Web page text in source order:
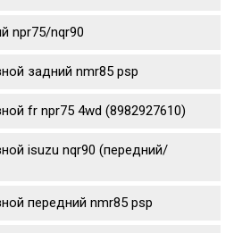
npr75/nqr90
задний nmr85 psp
fr npr75 4wd (8982927610)
isuzu nqr90 (передний/
передний nmr85 psp